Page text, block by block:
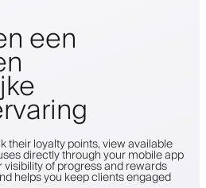
een
their loyalty points, view available
directly through your mobile app
of progress and rewards
helps you keep clients engaged